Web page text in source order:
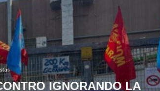
IGNORANDO LA